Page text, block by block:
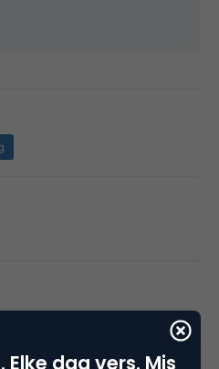
dag vers. Mis